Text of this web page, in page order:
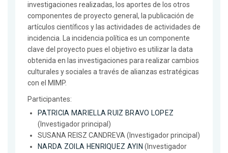
investigaciones realizadas, los aportes de los otros
componentes de proyecto general, la publicación de
artículos científicos y las actividades de actividades de
incidencia. La incidencia política es un componente
clave del proyecto pues el objetivo es utilizar la data
obtenida en las investigaciones para realizar cambios
culturales y sociales a través de alianzas estratégicas
con el MIMP.
Participantes:
PATRICIA MARIELLA RUIZ BRAVO LOPEZ
(Investigador principal)
SUSANA REISZ CANDREVA (Investigador principal)
NARDA ZOILA HENRIQUEZ AYIN (Investigador